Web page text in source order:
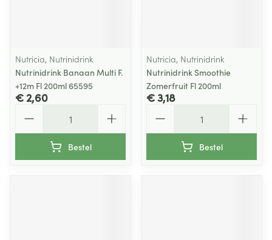
Nutricia, Nutrinidrink
Nutrinidrink Banaan Multi F.
+12m Fl 200ml 65595
€ 2,60
Bestel
Nutricia, Nutrinidrink
Nutrinidrink Smoothie
Zomerfruit Fl 200ml
€ 3,18
Bestel